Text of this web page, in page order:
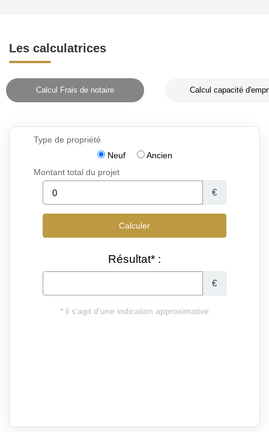
Les calculatrices
Calcul Frais de notaire Calcul capacité